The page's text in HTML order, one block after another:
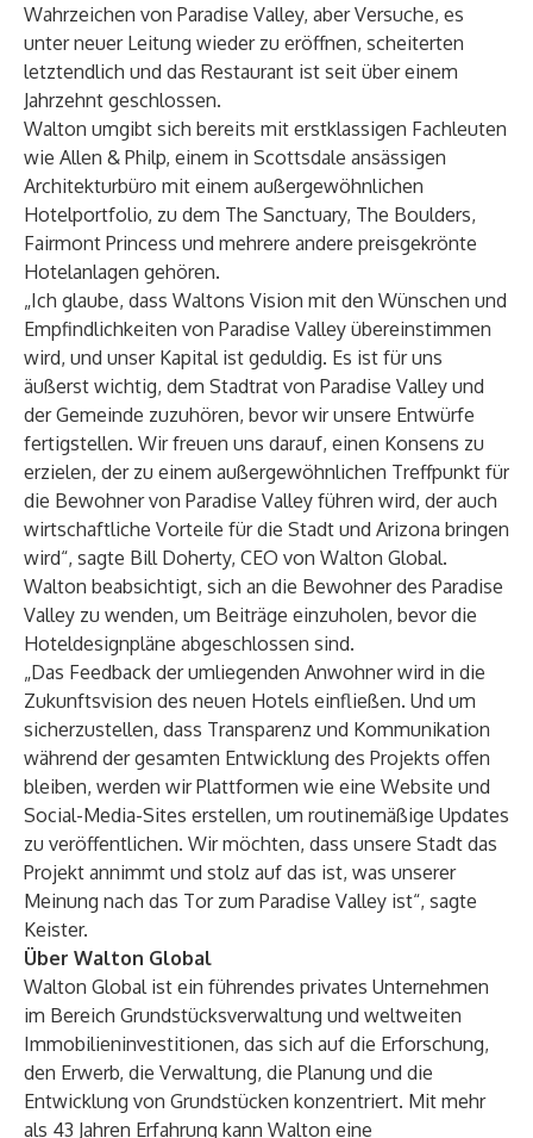
Wahrzeichen von Paradise Valley, aber Versuche, es
unter neuer Leitung wieder zu eröffnen, scheiterten
letztendlich und das Restaurant ist seit über einem
Jahrzehnt geschlossen.
Walton umgibt sich bereits mit erstklassigen Fachleuten
wie Allen & Philp, einem in Scottsdale ansässigen
Architekturbüro mit einem außergewöhnlichen
Hotelportfolio, zu dem The Sanctuary, The Boulders,
Fairmont Princess und mehrere andere preisgekrönte
Hotelanlagen gehören.
„Ich glaube, dass Waltons Vision mit den Wünschen und
Empfindlichkeiten von Paradise Valley übereinstimmen
wird, und unser Kapital ist geduldig. Es ist für uns
äußerst wichtig, dem Stadtrat von Paradise Valley und
der Gemeinde zuzuhören, bevor wir unsere Entwürfe
fertigstellen. Wir freuen uns darauf, einen Konsens zu
erzielen, der zu einem außergewöhnlichen Treffpunkt für
die Bewohner von Paradise Valley führen wird, der auch
wirtschaftliche Vorteile für die Stadt und Arizona bringen
wird“, sagte Bill Doherty, CEO von Walton Global.
Walton beabsichtigt, sich an die Bewohner des Paradise
Valley zu wenden, um Beiträge einzuholen, bevor die
Hoteldesignpläne abgeschlossen sind.
„Das Feedback der umliegenden Anwohner wird in die
Zukunftsvision des neuen Hotels einfließen. Und um
sicherzustellen, dass Transparenz und Kommunikation
während der gesamten Entwicklung des Projekts offen
bleiben, werden wir Plattformen wie eine Website und
Social-Media-Sites erstellen, um routinemäßige Updates
zu veröffentlichen. Wir möchten, dass unsere Stadt das
Projekt annimmt und stolz auf das ist, was unserer
Meinung nach das Tor zum Paradise Valley ist“, sagte
Keister.
Über Walton Global
Walton Global ist ein führendes privates Unternehmen
im Bereich Grundstücksverwaltung und weltweiten
Immobilieninvestitionen, das sich auf die Erforschung,
den Erwerb, die Verwaltung, die Planung und die
Entwicklung von Grundstücken konzentriert. Mit mehr
als 43 Jahren Erfahrung kann Walton eine